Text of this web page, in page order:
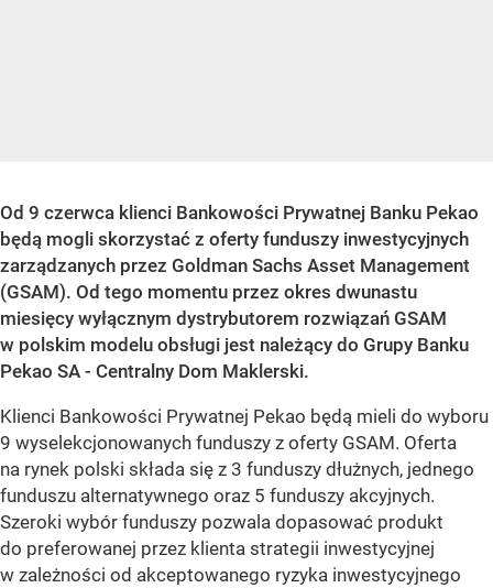
Od 9 czerwca klienci Bankowości Prywatnej Banku Pekao
będą mogli skorzystać z oferty funduszy inwestycyjnych
zarządzanych przez Goldman Sachs Asset Management
(GSAM). Od tego momentu przez okres dwunastu
miesięcy wyłącznym dystrybutorem rozwiązań GSAM
w polskim modelu obsługi jest należący do Grupy Banku
Pekao SA - Centralny Dom Maklerski.
Klienci Bankowości Prywatnej Pekao będą mieli do wyboru
9 wyselekcjonowanych funduszy z oferty GSAM. Oferta
na rynek polski składa się z 3 funduszy dłużnych, jednego
funduszu alternatywnego oraz 5 funduszy akcyjnych.
Szeroki wybór funduszy pozwala dopasować produkt
do preferowanej przez klienta strategii inwestycyjnej
w zależności od akceptowanego ryzyka inwestycyjnego